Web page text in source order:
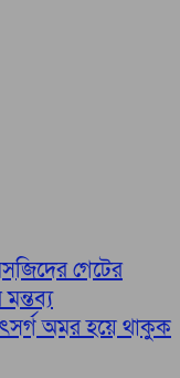
গেটের
উৎসর্গ অমর হয়ে থাকুক